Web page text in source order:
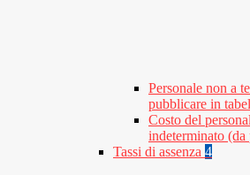
Personale non a
pubblicare in
Costo del
indeterminato
Tassi di assenza 4